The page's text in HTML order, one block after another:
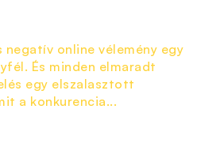
negatív online vélemény egy
És minden elmaradt
egy elszalasztott
a konkurencia...